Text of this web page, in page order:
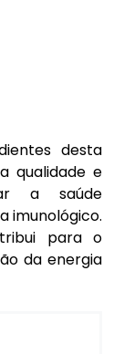
desta
qualidade e
a saúde
imunológico.
para o
da energia